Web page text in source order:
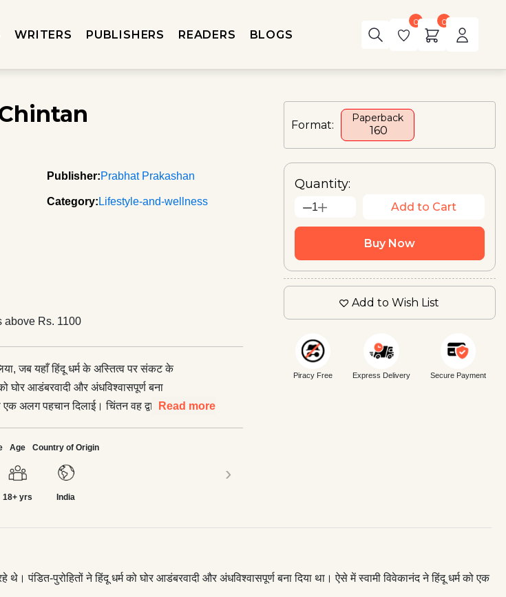
WRITERS PUBLISHERS READERS BLOGS
0 0
Publisher:Prabhat Prakashan
Category: Lifestyle-and-wellness
above Rs. 1100
जब यहाँ हिंदू धर्म के अस्तित्व पर संकट के
घोर आडंबरवादी और अंधविश्वासपूर्ण बना
दिलाई। चिंतन वह द्वार है,
करते हैं तो आप कुछ चढ़ावा देते हैं।
शक्ति को बढ़ावा देती है। कुछ शब्दों
की प्रथा मन को उस व्यवहार तक ले जाते
होता है, कहीं और नहीं। प्रत्येक व्यक्ति यही
के पाठकों के लिए एक बेहद उपयोगी पुस्तक।
Read more
Age
18+ yrs
Country of Origin
India
›
Format:
Paperback
₹ 160
Quantity:
1 Add to Cart
Buy Now
Add to Wish List
Piracy Free Express Delivery Secure Payment
पंडित-पुरोहितों ने हिंदू धर्म को घोर आडंबरवादी और अंधविश्वासपूर्ण बना दिया था। ऐसे में स्वामी विवेकानंद ने हिंदू धर्म को एक